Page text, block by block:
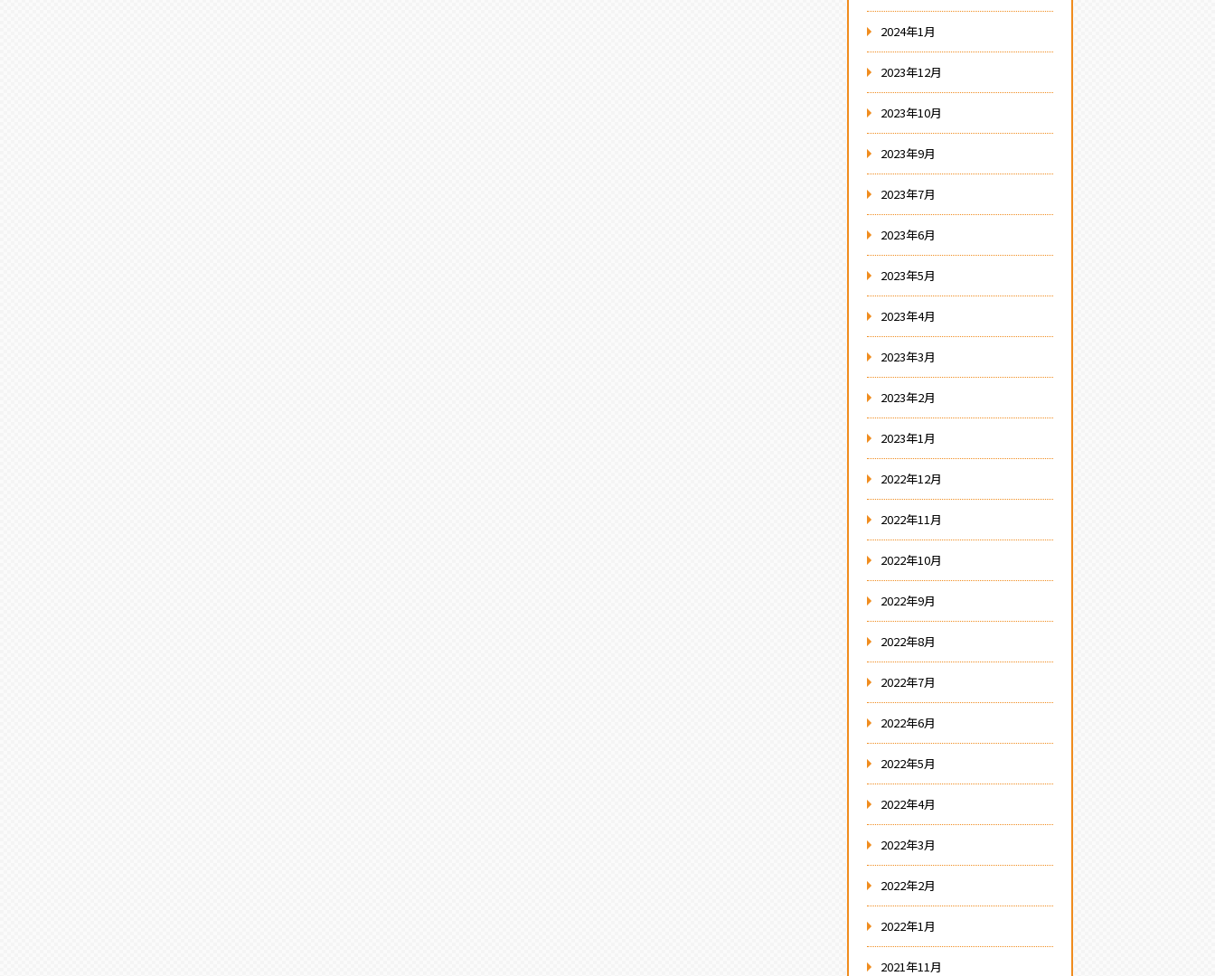
2024年1月
2023年12月
2023年10月
2023年9月
2023年7月
2023年6月
2023年5月
2023年4月
2023年3月
2023年2月
2023年1月
2022年12月
2022年11月
2022年10月
2022年9月
2022年8月
2022年7月
2022年6月
2022年5月
2022年4月
2022年3月
2022年2月
2022年1月
2021年11月